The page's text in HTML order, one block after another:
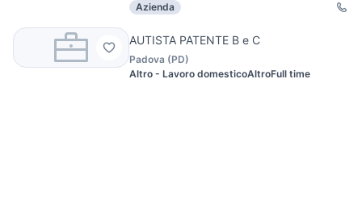
Azienda
AUTISTA PATENTE B e C
Padova (PD)
Altro - Lavoro domesticoAltroFull time